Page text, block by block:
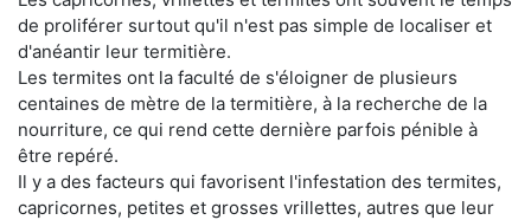
de proliférer surtout qu'il n'est pas simple de localiser et
d'anéantir leur termitière.
Les termites ont la faculté de s'éloigner de plusieurs
centaines de mètre de la termitière, à la recherche de la
nourriture, ce qui rend cette dernière parfois pénible à
être repéré.
Il y a des facteurs qui favorisent l'infestation des termites,
capricornes, petites et grosses vrillettes, autres que leur